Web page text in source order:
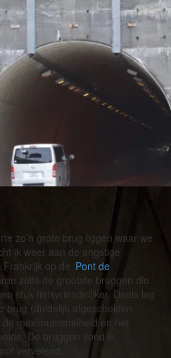
over dalen. Dat houdt
tunnel die we genomen hebben
zo’n grote brug liggen waar we
ik weer aan de angstige
op de ‘Pont de
zelfs de grootste bruggen die
stuk fietsvriendelijker. Deels lag
brug (duidelijk afgescheiden
de maximumsnelheid en het
De bruggen vond ik
vervelend.